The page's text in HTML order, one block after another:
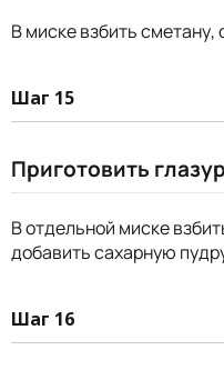
В миске взбить сметану,
Шаг 15
Приготовить
В отдельной миске
добавить сахарную
Шаг 16